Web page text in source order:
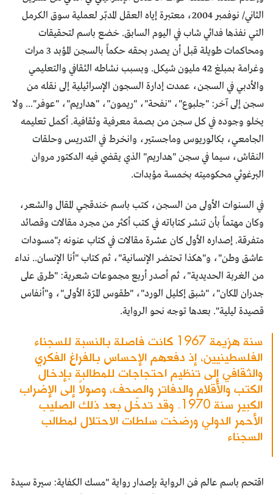
الثاني/ نوفمبر 2004، معتبرة إياه العقل المدبّر لعملية سوق الكرمل
التي نفذها فدائي شاب في اليوم السابق. خضع باسم لتحقيقات
ومحاكمات طويلة قبل أن يصدر بحقه حكماً بالسجن المؤبد 3 مرات
وغرامة بمبلغ 42 مليون شيكل. وبسبب نشاطه الثقافي والتعليمي
والأدبي في السجن، عمدت إدارة السجون الإسرائيلية إلى نقله من
سجن إلى آخر: "جلبوع"، "نفحة"، "ريمون"، "هداريم"، "عوفر"... ولا
يخلو وجوده في كل سجن من بصمة معرفية وثقافية. أكمل تعليمه
الجامعي، بكالوريوس وماجستير، وانخرط في التدريس وحلقات
النقاش، سيما في سجن "هداريم" الذي يقضي فيه الدكتور مروان
البرغوثي محكوميته بخمسة مؤبدات.
في السنوات الأولى من السجن، كتب باسم خندقجي المقال والشعر،
وكان مهتماً بأن تنشر كتاباته في كتب أكثر من مجرد مقالات وقصائد
متفرقة. إصداره الأول كان عشرة مقالات في كتاب عنونه بـ"مسودات
عاشق وطن"، و"هكذا تحتضر الإنسانية"، ثم كتاب "أنا الإنسان.. نداء
من الغربة الحديدية"، ثم أصدر أربع مجموعات شعرية: "طرق على
جدران المكان"، "شبق إكليل الورد"، "طقوس المرّة الأولى"، و"أنفاس
قصيدة ليلية". بعدها توجه نحو الرواية.
سنة هزيمة 1967 كانت فاصلة بالنسبة للسجناء
الفلسطينيين، إذ دفعهم الإحساس بالفراغ الفكري
والثقافي إلى تنظيم احتجاجات للمطالبة بإدخال
الكتب والأقلام والدفاتر والصحف، وصولاً إلى الإضراب
الكبير سنة 1970. وقد تدخّل بعد ذلك الصليب
الأحمر الدولي ورضخت سلطات الاحتلال لمطالب
السجناء
اقتحم باسم عالم فن الرواية بإصدار رواية "مسك الكفاية: سيرة سيدة